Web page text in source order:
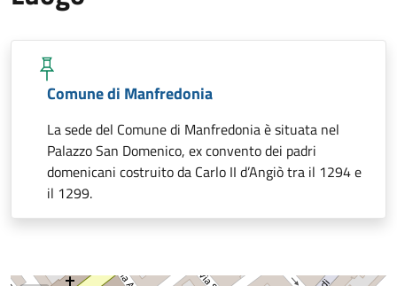
Comune di Manfredonia
La sede del Comune di Manfredonia è situata nel
Palazzo San Domenico, ex convento dei padri
domenicani costruito da Carlo II d’Angiò tra il 1294 e
il 1299.